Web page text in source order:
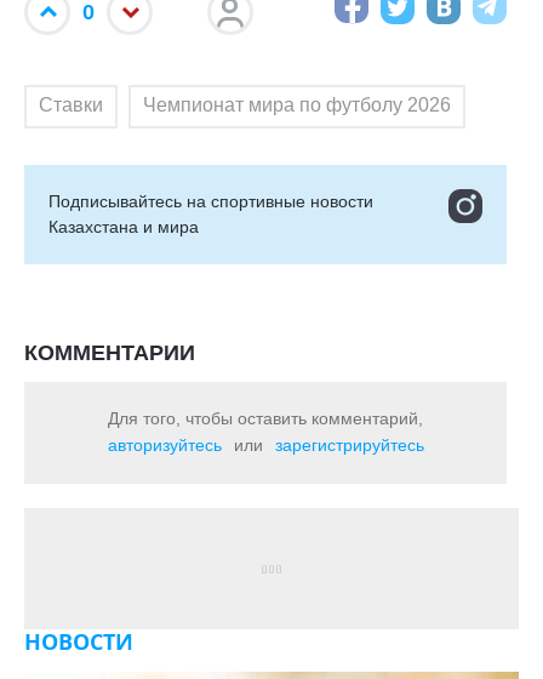
0
Ставки Чемпионат мира по футболу 2026
Подписывайтесь на cпортивные новости
Казахстана и мира
КОММЕНТАРИИ
Для того, чтобы оставить комментарий,
авторизуйтесь
или зарегистрируйтесь
НОВОСТИ